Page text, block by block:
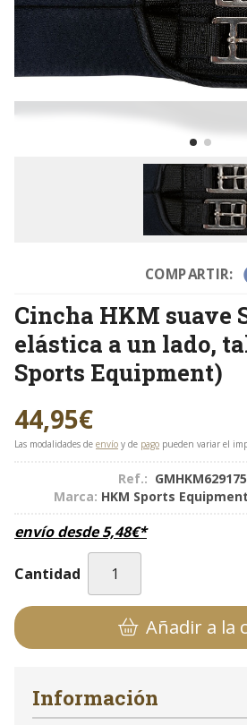
COMPARTIR:
Cincha HKM suave
elástica a un lado,
Sports Equipment)
44,95€
Las modalidades de envío y de pago pueden variar el
Ref.:
Marca: HKM Sports Equipment
envío desde5,48€*
Cantidad
Añadir a la
Información